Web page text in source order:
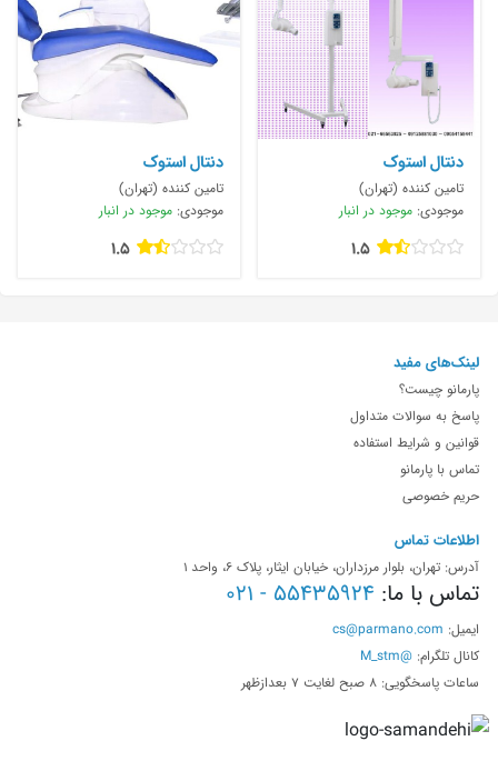
دنتال استوک
تامین کننده (تهران)
موجودی: موجود در انبار
1.5
دنتال استوک
تامین کننده (تهران)
موجودی: موجود در انبار
1.5
لینک‌های مفید
پارمانو چیست؟
پاسخ به سوالات متداول
قوانین و شرایط استفاده
تماس با پارمانو
حریم خصوصی
اطلاعات تماس
آدرس: تهران، بلوار مرزداران، خیابان ایثار، پلاک 6، واحد 1
تماس با ما: 55435924 - 021
ایمیل: cs@parmano.com
کانال تلگرام: @M_stm
ساعات پاسخگویی: 8 صبح لغایت 7 بعدازظهر